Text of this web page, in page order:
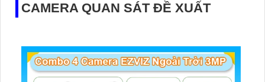
CAMERA QUAN SÁT ĐỀ XUẤT